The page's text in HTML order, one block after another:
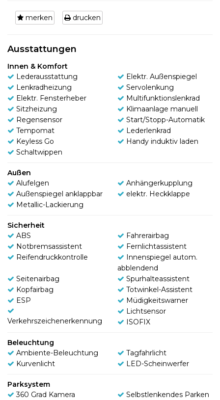
merken drucken
Ausstattungen
Innen & Komfort
Lederausstattung
Elektr. Außenspiegel
Lenkradheizung
Servolenkung
Elektr. Fensterheber
Multifunktionslenkrad
Sitzheizung
Klimaanlage manuell
Regensensor
Start/Stopp-Automatik
Tempomat
Lederlenkrad
Keyless Go
Handy induktiv laden
Schaltwippen
Außen
Alufelgen
Anhängerkupplung
Außenspiegel anklappbar
elektr. Heckklappe
Metallic-Lackierung
Sicherheit
ABS
Fahrerairbag
Notbremsassistent
Fernlichtassistent
Reifendruckkontrolle
Innenspiegel autom.
abblendend
Seitenairbag
Spurhalteassistent
Kopfairbag
Totwinkel-Assistent
ESP
Müdigkeitswarner
Verkehrszeichenerkennung
Lichtsensor
ISOFIX
Beleuchtung
Ambiente-Beleuchtung
Tagfahrlicht
Kurvenlicht
LED-Scheinwerfer
Parksystem
360 Grad Kamera
Selbstlenkendes Parken